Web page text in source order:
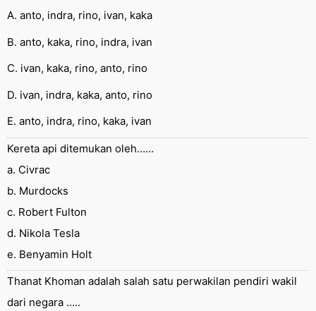
A. anto, indra, rino, ivan, kaka
B. anto, kaka, rino, indra, ivan
C. ivan, kaka, rino, anto, rino
D. ivan, indra, kaka, anto, rino
E. anto, indra, rino, kaka, ivan
Kereta api ditemukan oleh……
a. Civrac
b. Murdocks
c. Robert Fulton
d. Nikola Tesla
e. Benyamin Holt
Thanat Khoman adalah salah satu perwakilan pendiri wakil
dari negara …..